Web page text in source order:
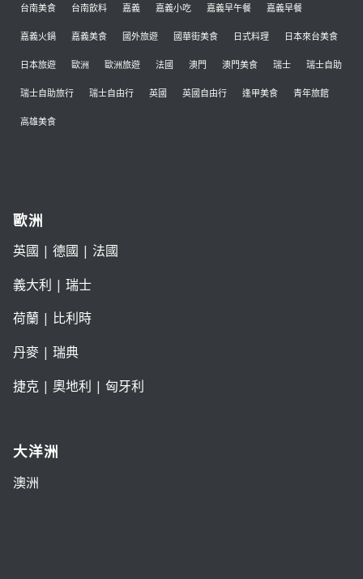
台南美食 台南飲料 嘉義 嘉義小吃 嘉義早午餐 嘉義早餐
嘉義火鍋 嘉義美食 國外旅遊 國華街美食 日式料理 日本來台美食
日本旅遊 歐洲 歐洲旅遊 法國 澳門 澳門美食 瑞士 瑞士自助
瑞士自助旅行 瑞士自由行 英國 英國自由行 逢甲美食 青年旅館
高雄美食
歐洲
英國 | 德國 | 法國
義大利 | 瑞士
荷蘭| 比利時
丹麥| 瑞典
捷克| 奧地利 | 匈牙利
大洋洲
澳洲